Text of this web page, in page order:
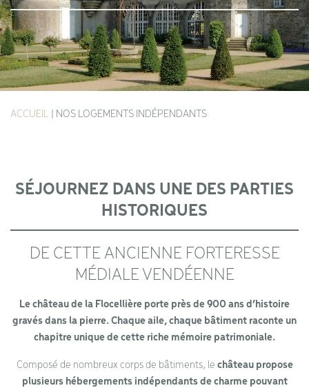
ACCUEIL | NOS LOGEMENTS INDÉPENDANTS
SÉJOURNEZ DANS UNE DES PARTIES
HISTORIQUES
DE CETTE ANCIENNE FORTERESSE
MÉDIALE VENDÉENNE
Le château de la Flocellière porte près de 900 ans d’histoire
gravés dans la pierre. Chaque aile, chaque bâtiment raconte un
chapitre unique de cette riche mémoire patrimoniale.
Composé de nombreux corps de bâtiments, le château propose
plusieurs hébergements indépendants de charme pouvant